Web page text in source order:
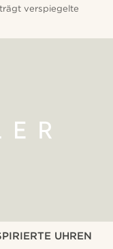
verspiegelte
UHREN